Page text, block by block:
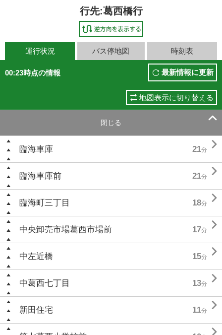
行先:葛西橋行
運行状況 バス停地図 時刻表
00:23時点の情報 最新情報に更新
地図表示に切り替える
閉じる 
臨海車庫 21分 
臨海車庫前 21分 
臨海町三丁目 18分 
中央卸売市場葛西市場前 17分 
中左近橋 15分 
中葛西七丁目 13分 
新田住宅 11分 